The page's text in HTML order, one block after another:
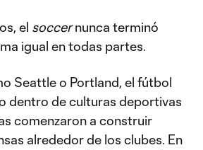
el soccernunca terminó
igual en todas partes.
Seattle o Portland, el fútbol
dentro de culturas deportivas
comenzaron a construir
alrededor de los clubes. En